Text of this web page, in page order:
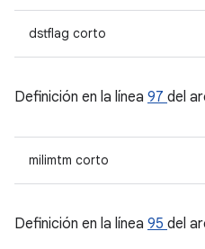
dstflag corto
Definición en la línea 97 del
milimtm corto
Definición en la línea 95 del